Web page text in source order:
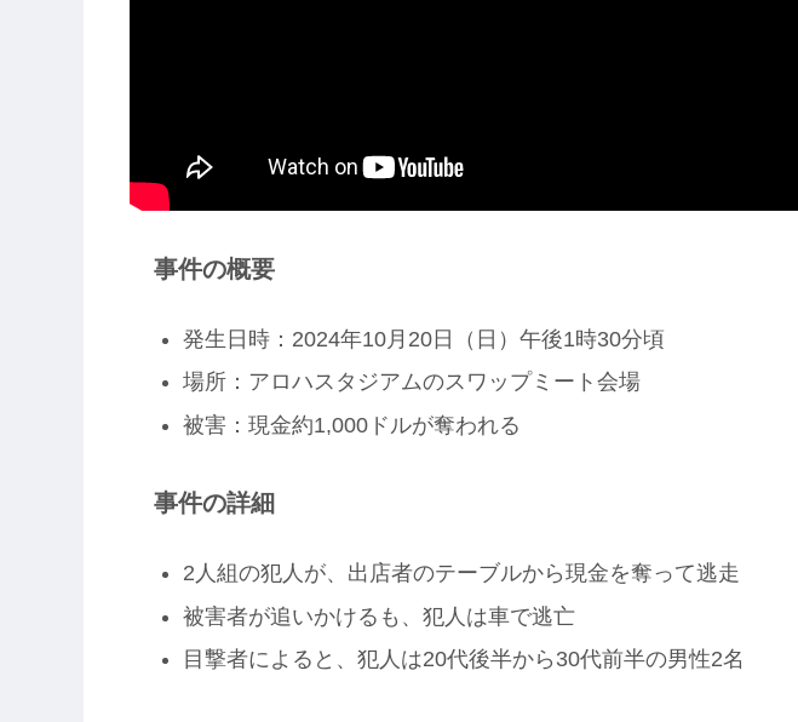
事件の概要
発生日時：2024年10月20日（日）午後1時30分頃
場所：アロハスタジアムのスワップミート会場
被害：現金約1,000ドルが奪われる
事件の詳細
2人組の犯人が、出店者のテーブルから現金を奪って逃走
被害者が追いかけるも、犯人は車で逃亡
目撃者によると、犯人は20代後半から30代前半の男性2名